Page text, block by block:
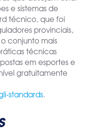
e sistemas de
técnico, que foi
provinciais,
conjunto mais
técnicas
em esportes e
gratuitamente
standards.